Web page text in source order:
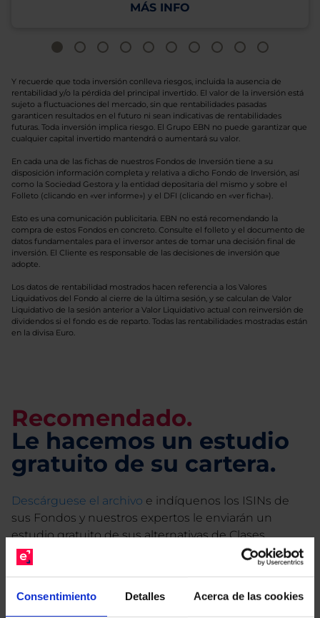
Consentimiento Detalles Acerca de las cookies
MÁS INFO
Y recuerde que toda inversión conlleva riesgos, incluida la ausencia de
rentabilidad y/o la pérdida del principal invertido. El valor de la inversión está
sujeto a fluctuaciones del mercado, sin que rentabilidades pasadas
garanticen resultados en el futuro ni sean indicativas de rentabilidades
futuras. Toda inversión implica riesgo. El Grupo EBN no puede garantizar que
cualquier capital invertido mantendrá o aumentará su valor.
En cada una de las fichas de nuestros Fondos de Inversión tiene a su
disposición información completa y relativa a dicho Fondo de Inversión, así
como la Sociedad Gestora y la entidad depositaria del mismo y sobre el
Folleto (clicando en «ver informe») y el DFI (clicando en «ver ficha»).
Esto es una comunicación publicitaria. EBN no está recomendando la
compra de estos Fondos en concreto. Consulte el folleto y el documento de
datos fundamentales para el inversor antes de tomar una decisión final de
inversión. El Cliente es responsable de las decisiones de inversión que
adopte.
Los datos de rentabilidad mostrados hacen referencia a los Valores
Liquidativos del Fondo al cierre de la última sesión, y se calculan de Valor
Liquidativo de la sesión anterior a Valor Liquidativo actual con reinversión de
dividendos si el fondo es de reparto. Todas las rentabilidades mostradas están
en la divisa Euro.
Recomendado.
Le hacemos un estudio
gratuito de su cartera.
Descárguese el archivo e indíquenos los ISINs de
sus Fondos y nuestros expertos le enviarán un
estudio gratuito de sus alternativas de Clases
Limpias con las que podrá ahorrar en sus costes.